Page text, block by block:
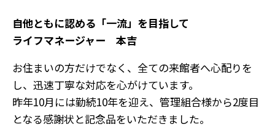
自他ともに認める「一流」を目指して
ライフマネージャー 本吉
お住まいの方だけでなく、全ての来館者へ心配りを
し、迅速丁寧な対応を心がけています。
昨年10月には勤続10年を迎え、管理組合様から2度目
となる感謝状と記念品をいただきました。